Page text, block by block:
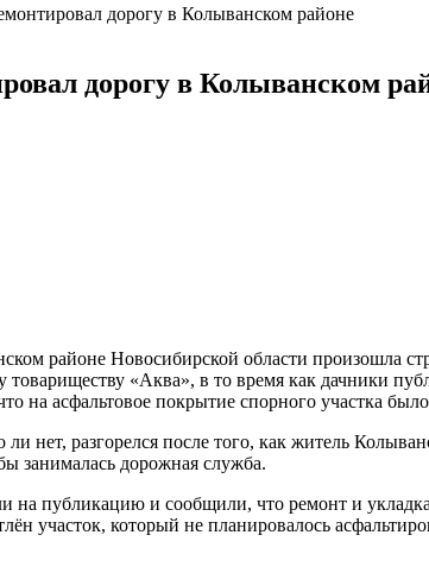
дорогу в Колыванском районе
дорогу в Колыванском
районе Новосибирской области произошла
товариществу «Аква», в то время как дачники
на асфальтовое покрытие спорного участка
нет, разгорелся после того, как житель
занималась дорожная служба.
на публикацию и сообщили, что ремонт и
участок, который не планировалось